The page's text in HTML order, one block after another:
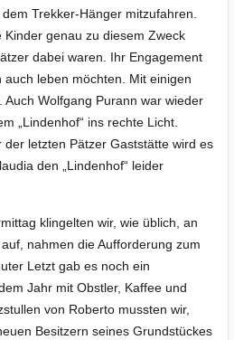
Trekker-Hänger mitzufahren.
genau zu diesem Zweck
dabei waren. Ihr Engagement
leben möchten. Mit einigen
Wolfgang Purann war wieder
„Lindenhof“ ins rechte Licht.
letzten Pätzer Gaststätte wird es
den „Lindenhof“ leider
klingelten wir, wie üblich, an
nahmen die Aufforderung zum
Letzt gab es noch ein
Jahr mit Obstler, Kaffee und
von Roberto mussten wir,
Besitzern seines Grundstückes